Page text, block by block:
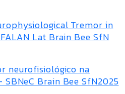
Tremor in
Lat Brain Bee SfN
neurofisiológico na
Brain Bee SfN2025